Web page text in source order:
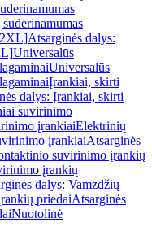
Atsarginės dalys:
Universalūs
Universalūs
Įrankiai, skirti
dalys: Įrankiai, skirti
suvirinimo
įrankiaiElektrinių
įrankiaiAtsarginės
suvirinimo įrankių
įrankių
dalys: Vamzdžių
priedaiAtsarginės
Nuotolinė